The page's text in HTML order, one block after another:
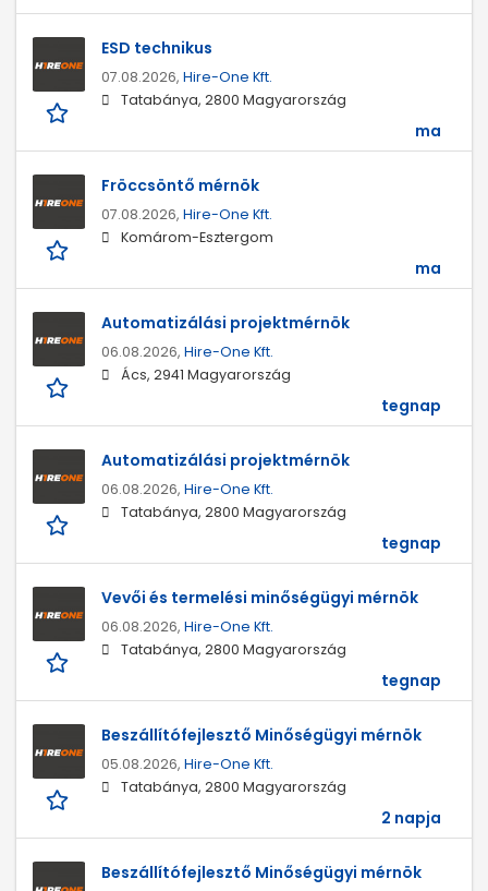
ESD technikus
07.08.2026, Hire-One Kft.
Tatabánya, 2800 Magyarország
ma
Fröccsöntő mérnök
07.08.2026, Hire-One Kft.
Komárom-Esztergom
ma
Automatizálási projektmérnök
06.08.2026, Hire-One Kft.
Ács, 2941 Magyarország
tegnap
Automatizálási projektmérnök
06.08.2026, Hire-One Kft.
Tatabánya, 2800 Magyarország
tegnap
Vevői és termelési minőségügyi mérnök
06.08.2026, Hire-One Kft.
Tatabánya, 2800 Magyarország
tegnap
Beszállítófejlesztő Minőségügyi mérnök
05.08.2026, Hire-One Kft.
Tatabánya, 2800 Magyarország
2 napja
Beszállítófejlesztő Minőségügyi mérnök